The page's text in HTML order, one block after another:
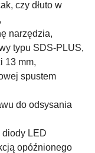
czy dłuto w
narzędzia,
typu SDS-PLUS,
13 mm,
spustem
do odsysania
LED
opóźnionego